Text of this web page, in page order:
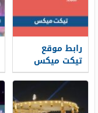
رابط موقع
تيكت ميكس
منصة حجز تذاكر
حفلات موسم
الرياض 1448